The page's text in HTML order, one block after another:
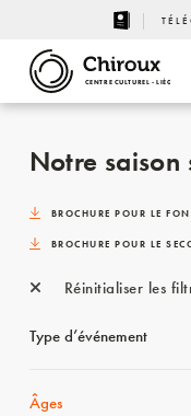
CENTRE CULTUREL - LIÈGE
Notre saison
BROCHURE POUR LE
BROCHURE POUR LE
Réinitialiser les
Type d’événement
Âges